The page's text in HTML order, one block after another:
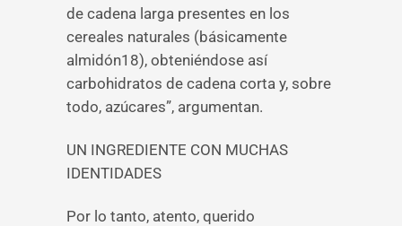
de cadena larga presentes en los
cereales naturales (básicamente
almidón18), obteniéndose así
carbohidratos de cadena corta y, sobre
todo, azúcares”, argumentan.
UN INGREDIENTE CON MUCHAS
IDENTIDADES
Por lo tanto, atento, querido